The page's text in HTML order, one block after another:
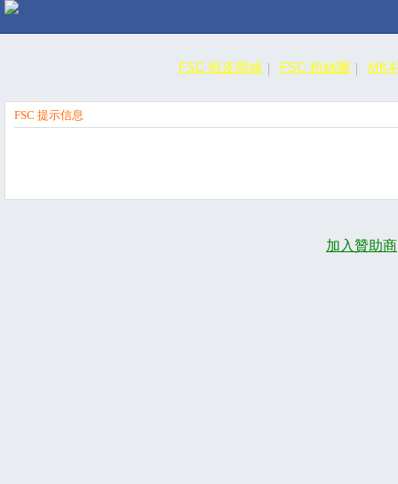
FSC 蝦皮商城 FSC 粉絲團
FSC 提示信息
加入贊助商